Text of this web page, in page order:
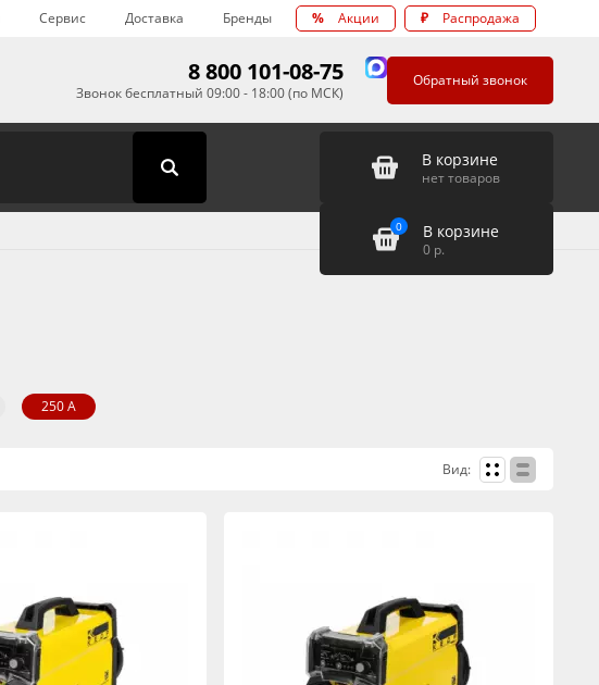
Сервис Доставка Бренды % Акции ₽ Распродажа
8 800 101-08-75
Звонок бесплатный 09:00 - 18:00 (по МСК)
Обратный звонок
В корзине
нет товаров
0 В корзине
0 р.
250 А
Вид: